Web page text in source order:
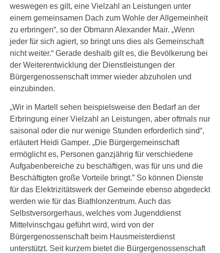
weswegen es gilt, eine Vielzahl an Leistungen unter
einem gemeinsamen Dach zum Wohle der Allgemeinheit
zu erbringen“, so der Obmann Alexander Mair. „Wenn
jeder für sich agiert, so bringt uns dies als Gemeinschaft
nicht weiter.“ Gerade deshalb gilt es, die Bevölkerung bei
der Weiterentwicklung der Dienstleistungen der
Bürgergenossenschaft immer wieder abzuholen und
einzubinden.
„Wir in Martell sehen beispielsweise den Bedarf an der
Erbringung einer Vielzahl an Leistungen, aber oftmals nur
saisonal oder die nur wenige Stunden erforderlich sind“,
erläutert Heidi Gamper. „Die Bürgergemeinschaft
ermöglicht es, Personen ganzjährig für verschiedene
Aufgabenbereiche zu beschäftigen, was für uns und die
Beschäftigten große Vorteile bringt.” So können Dienste
für das Elektrizitätswerk der Gemeinde ebenso abgedeckt
werden wie für das Biathlonzentrum. Auch das
Selbstversorgerhaus, welches vom Jugenddienst
Mittelvinschgau geführt wird, wird von der
Bürgergenossenschaft beim Hausmeisterdienst
unterstützt. Seit kurzem bietet die Bürgergenossenschaft